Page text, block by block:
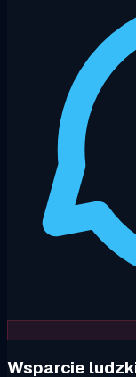
Wsparcie